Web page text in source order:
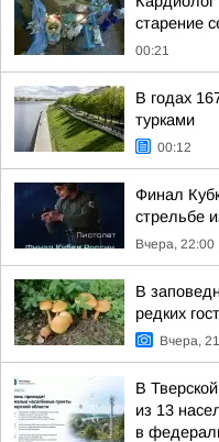
старение
00:21
В годах
турками
00:12
Финал
стрельбе
Вчера, 22:00
В
редких
Вчера,
В
из 13
в